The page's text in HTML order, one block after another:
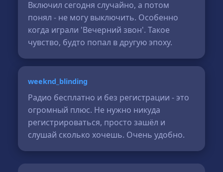
Включил сегодня случайно, а потом
понял - не могу выключить. Особенно
когда играли 'Вечерний звон'. Такое
чувство, будто попал в другую эпоху.
weeknd_blinding
Радио бесплатно и без регистрации - это
огромный плюс. Не нужно никуда
регистрироваться, просто зашёл и
слушай сколько хочешь. Очень удобно.